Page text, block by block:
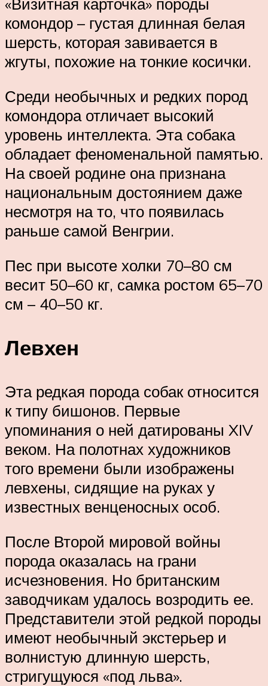
«Визитная карточка» породы
комондор – густая длинная белая
шерсть, которая завивается в
жгуты, похожие на тонкие косички.
Среди необычных и редких пород
комондора отличает высокий
уровень интеллекта. Эта собака
обладает феноменальной памятью.
На своей родине она признана
национальным достоянием даже
несмотря на то, что появилась
раньше самой Венгрии.
Пес при высоте холки 70–80 см
весит 50–60 кг, самка ростом 65–70
см – 40–50 кг.
Левхен
Эта редкая порода собак относится
к типу бишонов. Первые
упоминания о ней датированы XIV
веком. На полотнах художников
того времени были изображены
левхены, сидящие на руках у
известных венценосных особ.
После Второй мировой войны
порода оказалась на грани
исчезновения. Но британским
заводчикам удалось возродить ее.
Представители этой редкой породы
имеют необычный экстерьер и
волнистую длинную шерсть,
стригущуюся «под льва».